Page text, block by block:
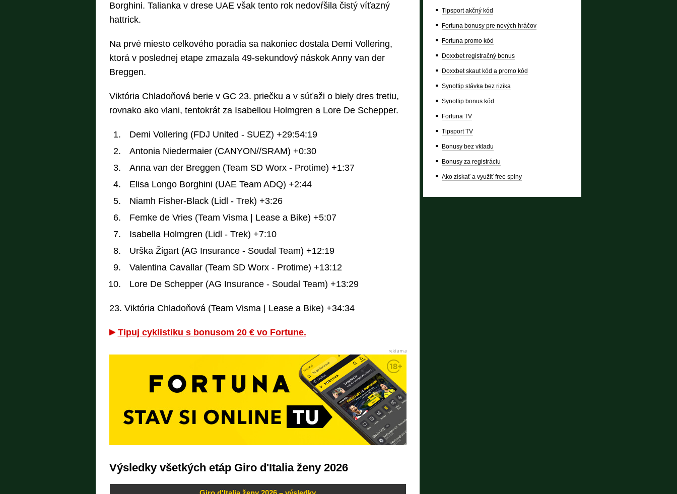
Borghini. Talianka v drese UAE však tento rok nedovŕšila čistý víťazný
hattrick.
Na prvé miesto celkového poradia sa nakoniec dostala Demi Vollering,
ktorá v poslednej etape zmazala 49-sekundový náskok Anny van der
Breggen.
Viktória Chladoňová berie v GC 23. priečku a v súťaži o biely dres tretiu,
rovnako ako vlani, tentokrát za Isabellou Holmgren a Lore De Schepper.
Demi Vollering (FDJ United - SUEZ) +29:54:19
Antonia Niedermaier (CANYON//SRAM) +0:30
Anna van der Breggen (Team SD Worx - Protime) +1:37
Elisa Longo Borghini (UAE Team ADQ) +2:44
Niamh Fisher-Black (Lidl - Trek) +3:26
Femke de Vries (Team Visma | Lease a Bike) +5:07
Isabella Holmgren (Lidl - Trek) +7:10
Urška Žigart (AG Insurance - Soudal Team) +12:19
Valentina Cavallar (Team SD Worx - Protime) +13:12
Lore De Schepper (AG Insurance - Soudal Team) +13:29
23. Viktória Chladoňová (Team Visma | Lease a Bike) +34:34
Tipuj cyklistiku s bonusom 20 € vo Fortune.
Výsledky všetkých etáp Giro d'Italia ženy 2026
Tipsport akčný kód
Fortuna bonusy pre nových hráčov
Fortuna promo kód
Doxxbet registračný bonus
Doxxbet skaut kód a promo kód
Synottip stávka bez rizika
Synottip bonus kód
Fortuna TV
Tipsport TV
Bonusy bez vkladu
Bonusy za registráciu
Ako získať a využiť free spiny